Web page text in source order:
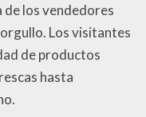
los vendedores
Los visitantes
de productos
hasta